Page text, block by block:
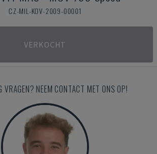
CZ-MIL-KOV-2009-00001
VERKOCHT
VRAGEN? NEEM CONTACT MET ONS OP!